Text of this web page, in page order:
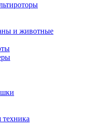
и животные